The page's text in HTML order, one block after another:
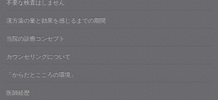
不要な検査はしません
漢方薬の量と効果を感じるまでの期間
当院の診療コンセプト
カウンセリングについて
「からだとこころの環境」
医師経歴